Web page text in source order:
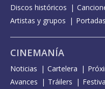
Discos históricos
Artistas y grupos
Portadas
CINEMANÍA
Noticias Cartelera
Avances
Tráilers